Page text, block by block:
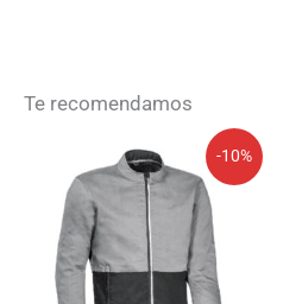
Te recomendamos
-10%
precio
original
214,99€.
precio
actual
193,49€.